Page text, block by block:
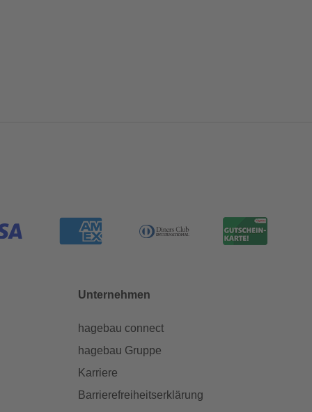
Unternehmen
hagebau connect
hagebau Gruppe
Karriere
Barrierefreiheitserklärung